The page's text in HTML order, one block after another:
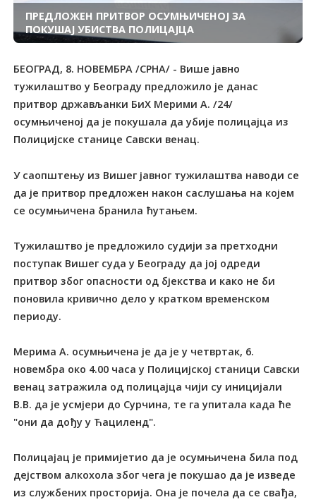
ПРЕДЛОЖЕН ПРИТВОР ОСУМЊИЧЕНОЈ ЗА
ПОКУШАЈ УБИСТВА ПОЛИЦАЈЦА
БЕОГРАД, 8. НОВЕМБРА /СРНА/ - Више јавно
тужилаштво у Београду предложило је данас
притвор држављанки БиХ Мерими А. /24/
осумњиченој да је покушала да убије полицајца из
Полицијске станице Савски венац.
У саопштењу из Вишег јавног тужилаштва наводи се
да је притвор предложен након саслушања на којем
се осумњичена бранила ћутањем.
Тужилаштво је предложило судији за претходни
поступак Вишег суда у Београду да јој одреди
притвор због опасности од бјекства и како не би
поновила кривично дело у кратком временском
периоду.
Мерима А. осумњичена је да је у четвртак, 6.
новембра око 4.00 часа у Полицијској станици Савски
венац затражила од полицајца чији су иницијали
В.В. да је усмјери до Сурчина, те га упитала када ће
"они да дођу у Ћациленд".
Полицајац је примијетио да је осумњичена била под
дејством алкохола због чега је покушао да је изведе
из службених просторија. Она је почела да се свађа,